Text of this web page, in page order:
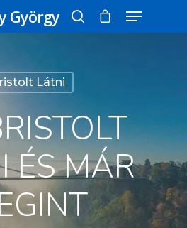
kereséshez, vagy nyomd
a bezáráshoz
György
Látni
ÉS MÁR